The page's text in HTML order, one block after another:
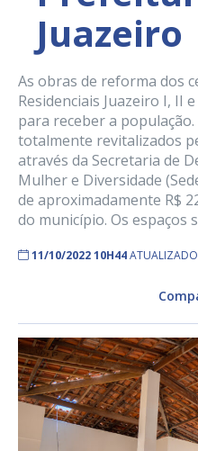
Juazeiro
As obras de reforma dos
Residenciais Juazeiro I, II
para receber a
totalmente revitalizados
através da Secretaria de
Mulher e Diversidade
de aproximadamente R$
do município. Os espaços
11/10/2022 10H44